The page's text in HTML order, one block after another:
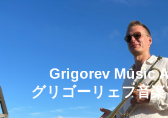
Grigorev Music
グリゴーリェフ音